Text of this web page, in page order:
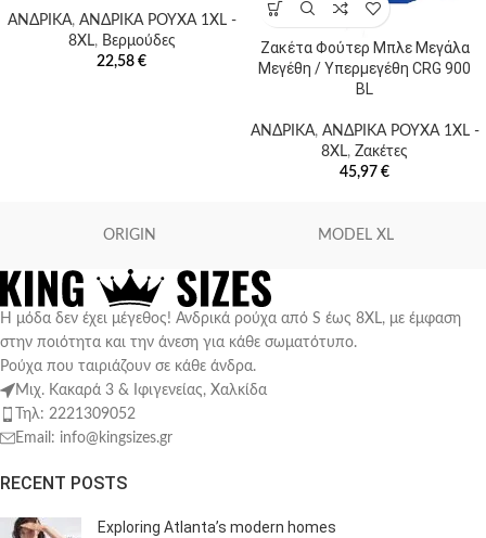
ΑΝΔΡΙΚΑ, ΑΝΔΡΙΚΑ ΡΟΥΧΑ 1XL -
8XL, Βερμούδες
22,58 €
Ζακέτα Φούτερ Μπλε Μεγάλα
Μεγέθη / Υπερμεγέθη CRG 900
BL
ΑΝΔΡΙΚΑ, ΑΝΔΡΙΚΑ ΡΟΥΧΑ 1XL -
8XL, Ζακέτες
45,97 €
ORIGIN MODEL XL
Η μόδα δεν έχει μέγεθος! Ανδρικά ρούχα από S έως 8XL, με έμφαση
στην ποιότητα και την άνεση για κάθε σωματότυπο.
Ρούχα που ταιριάζουν σε κάθε άνδρα.
Μιχ. Κακαρά 3 & Ιφιγενείας, Χαλκίδα
Τηλ: 2221309052
Email: info@kingsizes.gr
RECENT POSTS
Exploring Atlanta’s modern homes